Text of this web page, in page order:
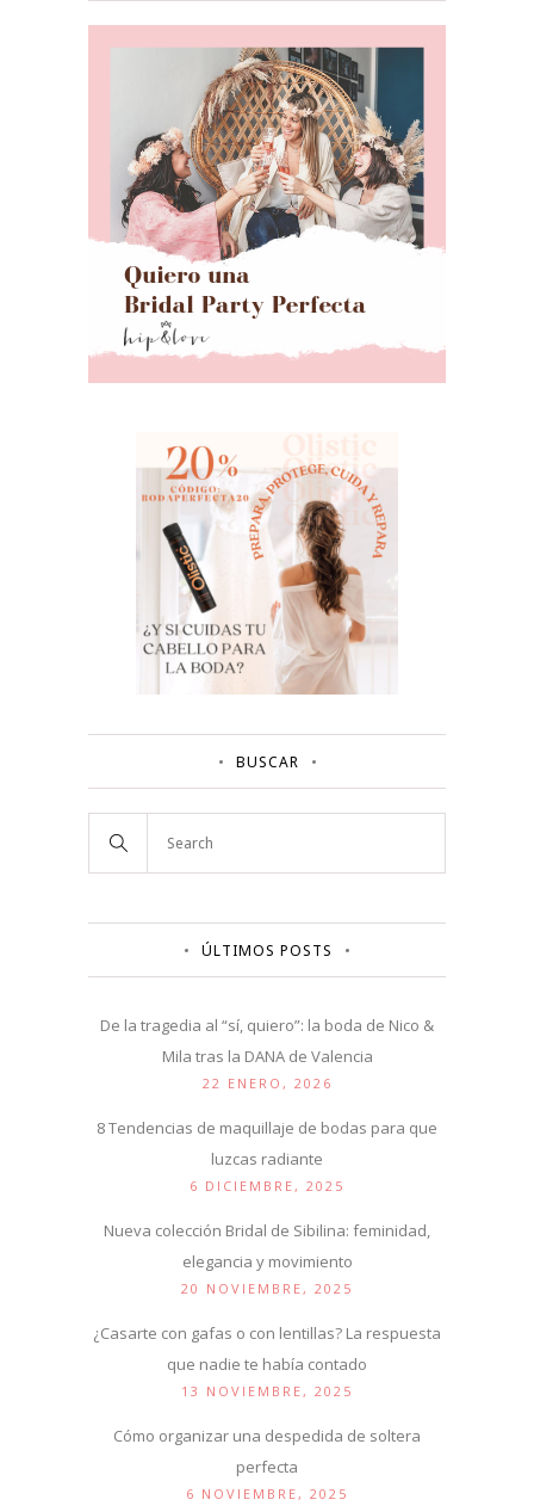
BUSCAR
ÚLTIMOS POSTS
De la tragedia al “sí, quiero”: la boda de Nico &
Mila tras la DANA de Valencia
22 ENERO, 2026
8 Tendencias de maquillaje de bodas para que
luzcas radiante
6 DICIEMBRE, 2025
Nueva colección Bridal de Sibilina: feminidad,
elegancia y movimiento
20 NOVIEMBRE, 2025
¿Casarte con gafas o con lentillas? La respuesta
que nadie te había contado
13 NOVIEMBRE, 2025
Cómo organizar una despedida de soltera
perfecta
6 NOVIEMBRE, 2025